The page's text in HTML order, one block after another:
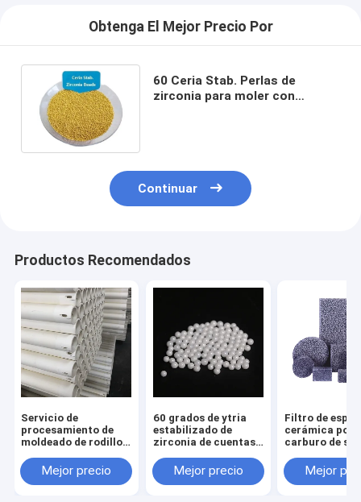
Obtenga El Mejor Precio Por
60 Ceria Stab. Perlas de
zirconia para moler con
Continuar
Productos Recomendados
Servicio de
procesamiento de
moldeado de rodillos
alumina refractarios
a alta temperatura
Mejor precio
60 grados de ytria
estabilizado de
zirconia de cuentas
cerámica
Mejor precio
Filtro de
cerámica
carburo de
filtración de
fundidos
Mejor